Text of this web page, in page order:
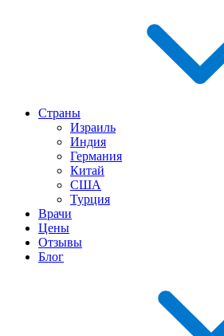
Страны
Израиль
Индия
Германия
Китай
США
Турция
Врачи
Цены
Отзывы
Блог